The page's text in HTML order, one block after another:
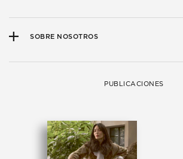
SOBRE NOSOTROS
PUBLICACIONES